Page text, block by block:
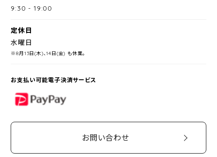
9:30 -19:00
定休日
水曜日
※8月13日(木)、14日(金) も休業。
お支払い可能電子決済サービス
PayPay
お問い合わせ